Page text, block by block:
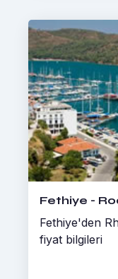
Fethiye -
Fethiye'den
fiyat bilgileri